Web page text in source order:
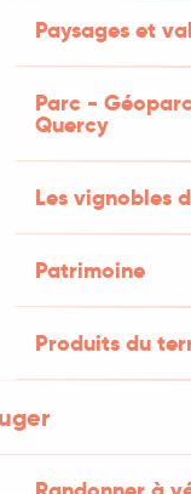
Paysages et
Parc -
Quercy
Les vignobles
Patrimoine
Produits du